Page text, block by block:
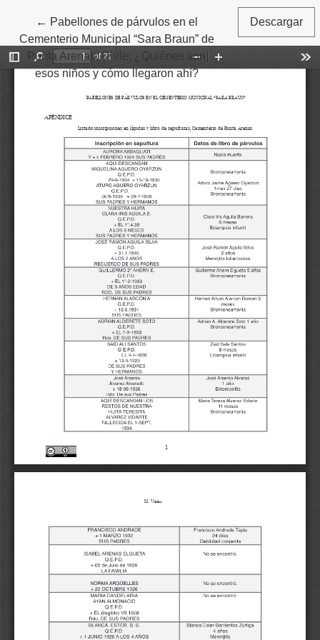
← Volver a los detalles del artículo
Pabellones de párvulos en el
Cementerio Municipal “Sara Braun” de
Punta Arenas, Chile: ¿Quiénes son
esos niños y cómo llegaron ahí?
Descargar